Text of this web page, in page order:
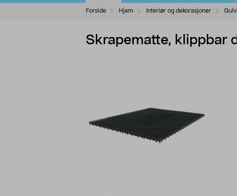
Forside Hjem Interiør og dekorasjoner
Skrapematte, klippbar